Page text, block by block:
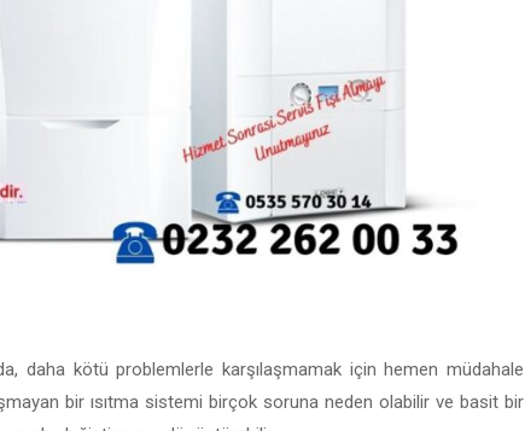
daha kötü problemlerle karşılaşmamak için hemen müdahale
bir ısıtma sistemi birçok soruna neden olabilir ve basit bir